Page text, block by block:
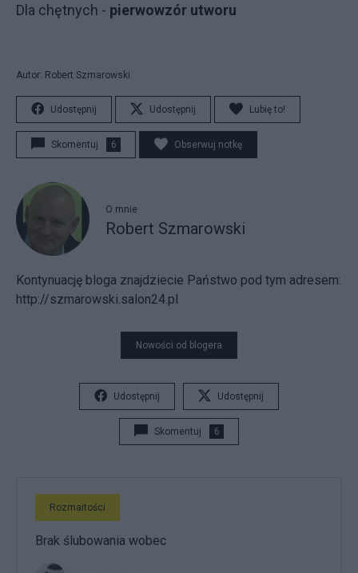
Dla chętnych - pierwowzór utworu
Autor: Robert Szmarowski
Udostępnij Udostępnij Lubię to!
Skomentuj 6 Obserwuj notkę
O mnie
Robert Szmarowski
Kontynuację bloga znajdziecie Państwo pod tym adresem:
http://szmarowski.salon24.pl
Nowości od blogera
Udostępnij Udostępnij
Skomentuj 6
Rozmaitości
Brak ślubowania wobec